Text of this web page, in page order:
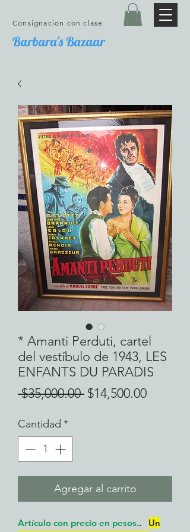
Barbara's Bazaar
Consignacion con clase
* Amanti Perduti, cartel
del vestíbulo de 1943, LES
ENFANTS DU PARADIS
$35,000.00 Precio
$14,500.00Precio
Cantidad *
Agregar al carrito
Artículo con precio en pesos.. Un